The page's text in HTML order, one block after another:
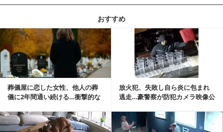
おすすめ
葬儀屋に恋した女性、他人の葬
儀に2年間通い続ける…衝撃的な
放火犯、失敗し自ら炎に包まれ
逃走…豪警察が防犯カメラ映像公
記事を読む
記事を読む